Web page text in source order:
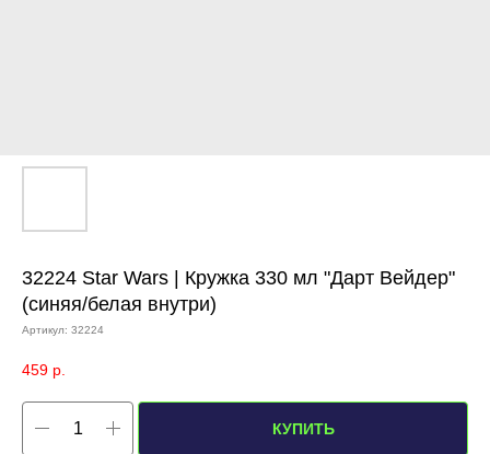
32224 Star Wars | Кружка 330 мл "Дарт Вейдер"
(синяя/белая внутри)
Артикул: 32224
459 р.
КУПИТЬ